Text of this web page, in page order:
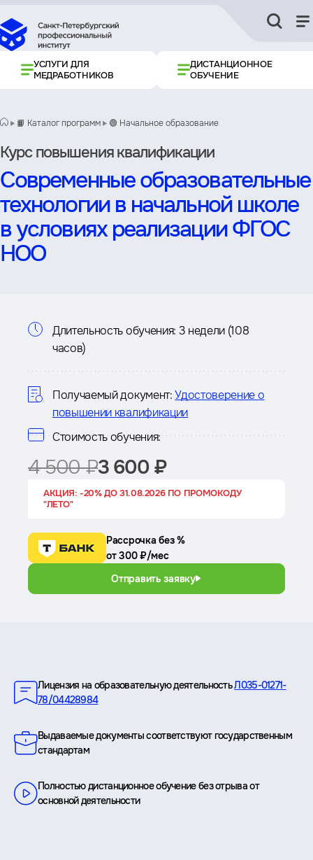
УСЛУГИ ДЛЯ
МЕДРАБОТНИКОВ
ДИСТАНЦИОННОЕ
ОБУЧЕНИЕ
📙 Каталог программ 🟢 Начальное образование
Курс повышения квалификации
Современные образовательные
технологии в начальной школе
в условиях реализации ФГОС
НОО
Информация
курсе
Длительность обучения: 3 недели (108
часов)
Получаемый документ: Удостоверение о
повышении квалификации
Стоимость обучения:
4 500 ₽3 600 ₽
АКЦИЯ: -20% ДО 31.08.2026 ПО ПРОМОКОДУ
"ЛЕТО"
Рассрочка без %
от 300 ₽/мес
Отправить заявку
Лицензия на образовательную деятельностьЛ035-01271-
78/04428984
Выдаваемые документы соответствуют государственным
стандартам
Полностью дистанционное обучение без отрыва от
основной деятельности